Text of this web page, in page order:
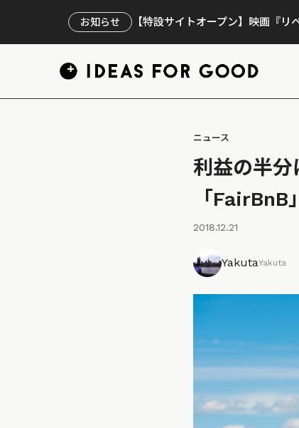
お知らせ 【特設サイトオープン】映画『
ニュース
利益の半
「FairBnB」
2018.12.21
YakutaYakuta